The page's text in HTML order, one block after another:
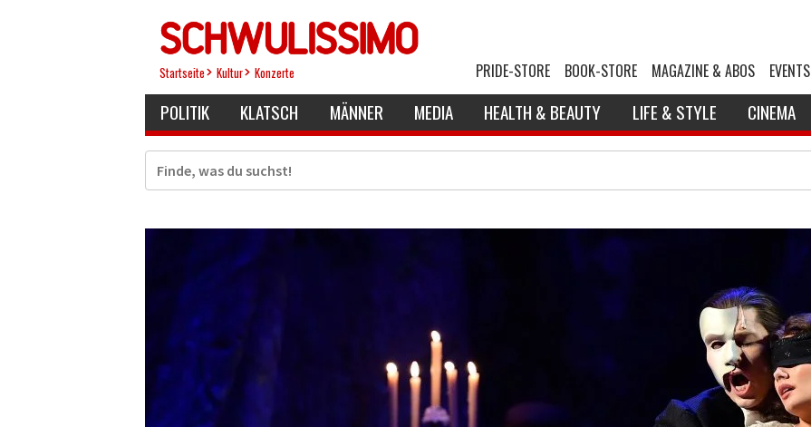
Startseite Kultur Konzerte PRIDE-STORE BOOK-STORE MAGAZINE & ABOS EVENTS
POLITIK KLATSCH MÄNNER MEDIA HEALTH & BEAUTY LIFE & STYLE CINEMA
Suche